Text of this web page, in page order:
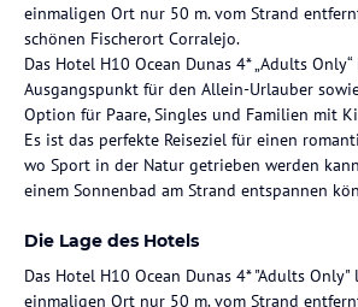
einmaligen Ort nur 50 m. vom Strand
schönen Fischerort Corralejo.
Das Hotel H10 Ocean Dunas 4* „Adults
Ausgangspunkt für den Allein-Urlauber
Option für Paare, Singles und Familien mit
Es ist das perfekte Reiseziel für einen
wo Sport in der Natur getrieben werden
einem Sonnenbad am Strand entspannen
Die Lage des Hotels
Das Hotel H10 Ocean Dunas 4* "Adults
einmaligen Ort nur 50 m. vom Strand